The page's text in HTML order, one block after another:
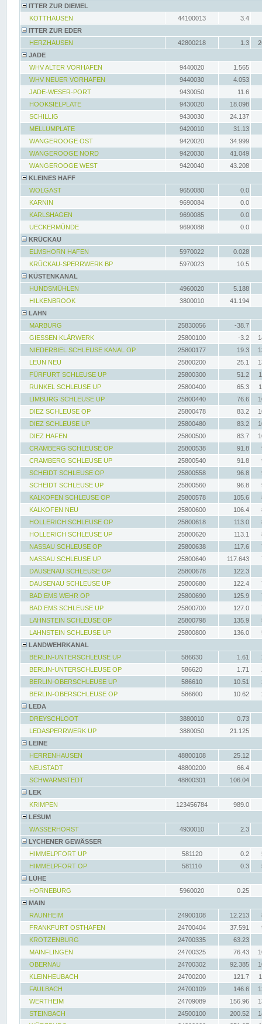
ITTER ZUR DIEMEL
KOTTHAUSEN
44100013
3.4
ITTER ZUR EDER
HERZHAUSEN
42800218 1.3
JADE
WHV ALTER VORHAFEN
9440020
1.565
WHV NEUER VORHAFEN
9440030
4.053
JADE-WESER-PORT
9430050
11.6
HOOKSIELPLATE
9430020
18.098
SCHILLIG
9430030
24.137
MELLUMPLATE
9420010
31.13
WANGEROOGE OST
9420020
34.999
WANGEROOGE NORD
9420030
41.049
WANGEROOGE WEST
9420040
43.208
KLEINES HAFF
WOLGAST
9650080
0.0
KARNIN
9690084
0.0
KARLSHAGEN
9690085
0.0
UECKERMÜNDE
9690088
0.0
KRÜCKAU
ELMSHORN HAFEN
5970022
0.028
KRÜCKAU-SPERRWERK BP
5970023
10.5
KÜSTENKANAL
HUNDSMÜHLEN
4960020
5.188
HILKENBROOK
3800010
41.194
LAHN
MARBURG
25830056
-38.7
GIESSEN KLÄRWERK
25800100 -3.2
NIEDERBIEL SCHLEUSE KANAL OP
25800177 19.3
LEUN NEU
25800200 25.1
FÜRFURT SCHLEUSE UP
25800300 51.2
RUNKEL SCHLEUSE UP
25800400 65.3
LIMBURG SCHLEUSE UP
25800440 76.6
DIEZ SCHLEUSE OP
25800478 83.2
DIEZ SCHLEUSE UP
25800480 83.2
DIEZ HAFEN
25800500 83.7
CRAMBERG SCHLEUSE OP
25800538 91.8
CRAMBERG SCHLEUSE UP
25800540 91.8
SCHEIDT SCHLEUSE OP
25800558 96.8
SCHEIDT SCHLEUSE UP
25800560 96.8
KALKOFEN SCHLEUSE OP
25800578 105.6
KALKOFEN NEU
25800600 106.4
HOLLERICH SCHLEUSE OP
25800618 113.0
HOLLERICH SCHLEUSE UP
25800620 113.1
NASSAU SCHLEUSE OP
25800638 117.6
NASSAU SCHLEUSE UP
25800640 117.643
DAUSENAU SCHLEUSE OP
25800678 122.3
DAUSENAU SCHLEUSE UP
25800680 122.4
BAD EMS WEHR OP
25800690 125.9
BAD EMS SCHLEUSE UP
25800700 127.0
LAHNSTEIN SCHLEUSE OP
25800798 135.9
LAHNSTEIN SCHLEUSE UP
25800800 136.0
LANDWEHRKANAL
BERLIN-UNTERSCHLEUSE UP
586630 1.61
BERLIN-UNTERSCHLEUSE OP
586620 1.71
BERLIN-OBERSCHLEUSE UP
586610 10.51
BERLIN-OBERSCHLEUSE OP
586600 10.62
LEDA
DREYSCHLOOT
3880010
0.73
LEDASPERRWERK UP
3880050
21.125
LEINE
HERRENHAUSEN
48800108
25.12
NEUSTADT
48800200
66.4
SCHWARMSTEDT
48800301
106.04
LEK
KRIMPEN
123456784
989.0
LESUM
WASSERHORST
4930010
2.3
LYCHENER GEWÄSSER
HIMMELPFORT UP
581120 0.2
HIMMELPFORT OP
581110 0.3
LÜHE
HORNEBURG
5960020
0.25
MAIN
RAUNHEIM
24900108 12.213
FRANKFURT OSTHAFEN
24700404 37.591
KROTZENBURG
24700335
63.23
MAINFLINGEN
24700325 76.43
OBERNAU
24700302 92.385
KLEINHEUBACH
24700200 121.7
FAULBACH
24700109 146.6
WERTHEIM
24709089 156.96
STEINBACH
24500100 200.52